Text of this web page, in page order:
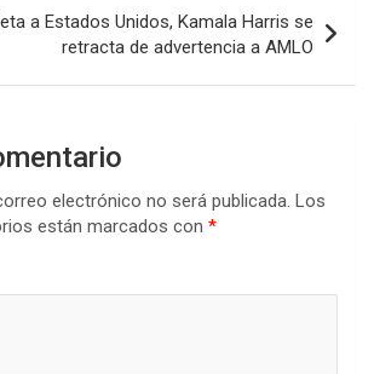
a Estados Unidos, Kamala Harris se
retracta de advertencia a AMLO
electrónico no será publicada. Los
están marcados con *